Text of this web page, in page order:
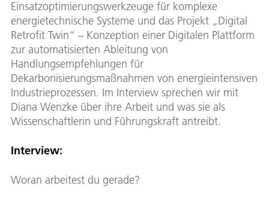
Einsatzoptimierungswerkzeuge für komplexe
energietechnische Systeme und das Projekt „Digital
Retrofit Twin“ – Konzeption einer Digitalen Plattform
zur automatisierten Ableitung von
Handlungsempfehlungen für
Dekarbonisierungsmaßnahmen von energieintensiven
Industrieprozessen. Im Interview sprechen wir mit
Diana Wenzke über ihre Arbeit und was sie als
Wissenschaftlerin und Führungskraft antreibt.
Interview:
Woran arbeitest du gerade?